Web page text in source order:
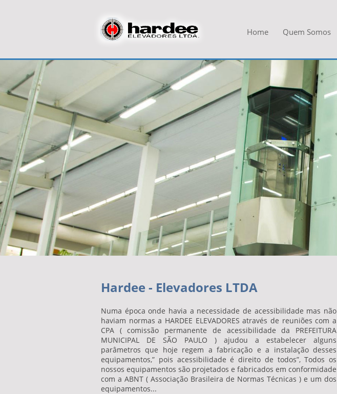
Home Quem Somos
Hardee - Elevadores LTDA
Numa época onde havia a necessidade de acessibilidade mas não
haviam normas a HARDEE ELEVADORES através de reuniões com a
CPA ( comissão permanente de acessibilidade da PREFEITURA
MUNICIPAL DE SÃO PAULO ) ajudou a estabelecer alguns
parâmetros que hoje regem a fabricação e a instalação desses
equipamentos,” pois acessibilidade é direito de todos”, Todos os
nossos equipamentos são projetados e fabricados em conformidade
com a ABNT ( Associação Brasileira de Normas Técnicas ) e um dos
equipamentos...
COMPRAR ELEVADOR COMERCIAL